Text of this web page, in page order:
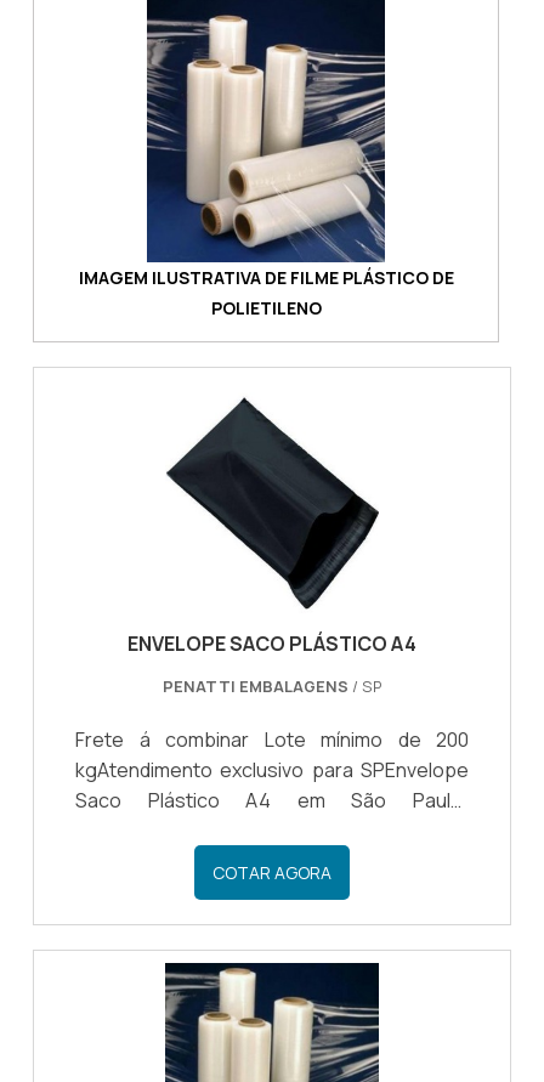
IMAGEM ILUSTRATIVA DE FILME PLÁSTICO DE
POLIETILENO
ENVELOPE SACO PLÁSTICO A4
PENATTI EMBALAGENS / SP
Frete á combinar Lote mínimo de 200
kgAtendimento exclusivo para SPEnvelope
Saco Plástico A4 em São Paulo:
DocumentosSão Paulo, um dos estados
mais movimentados e comerciais do Brasil,
abriga inúmeras empresas, escritórios e
instituições que lidam com documentos
importantes no formato A4. Os Envelopes
Saco Plástico A4 desempenham um papel
essencial na organização e proteção
desses documentos. Neste guia,
COTAR AGORA